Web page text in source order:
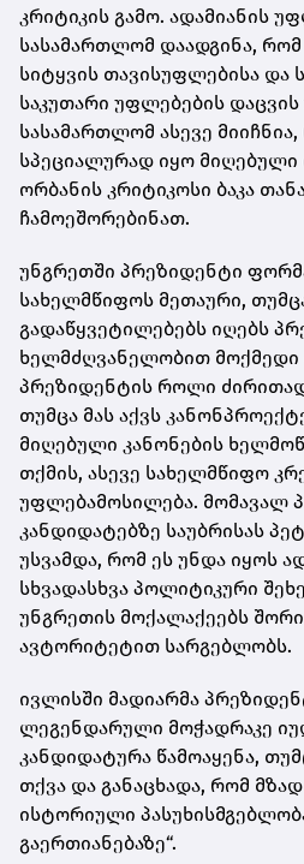
კრიტიკის გამო. ადამიანის
სასამართლომ დაადგინა, რომ
სიტყვის თავისუფლებისა და
საკუთარი უფლებების
სასამართლომ ასევე
სპეციალურად იყო მიღებული
ორბანის კრიტიკოსი ბაკა
ჩამოეშორებინათ.
უნგრეთში პრეზიდენტი
სახელმწიფოს მეთაური,
გადაწყვეტილებებს იღებს
ხელმძღვანელობით მოქმედი
პრეზიდენტის როლი
თუმცა მას აქვს
მიღებული კანონების
თქმის, ასევე სახელმწიფო
უფლებამოსილება. მომავალ
კანდიდატებზე საუბრისას
უსვამდა, რომ ეს უნდა იყოს
სხვადასხვა პოლიტიკური
უნგრეთის მოქალაქეებს
ავტორიტეტით სარგებლობს.
ივლისში მადიარმა
ლეგენდარული მოჭადრაკე
კანდიდატურა წამოაყენა,
თქვა და განაცხადა, რომ
ისტორიული
გაერთიანებაზე“.